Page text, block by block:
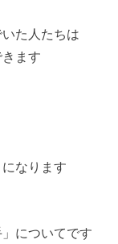
た人たちは
ます
なります
についてです